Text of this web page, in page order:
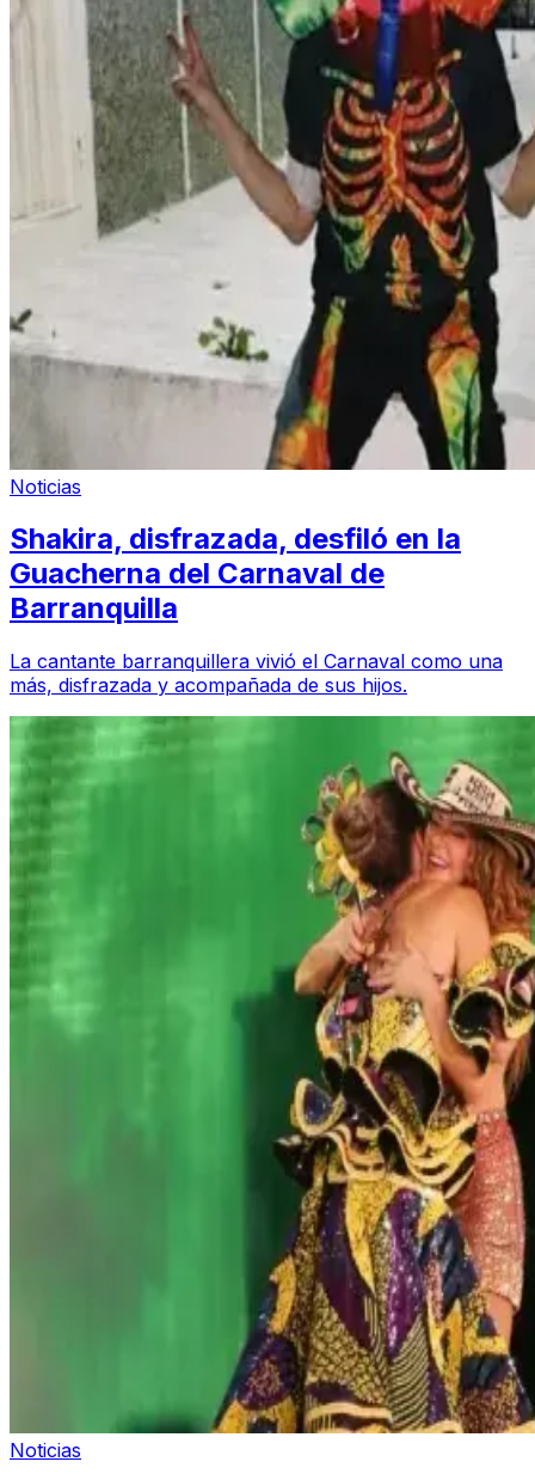
Noticias
Shakira, disfrazada, desfiló en la
Guacherna del Carnaval de
Barranquilla
La cantante barranquillera vivió el Carnaval como una
más, disfrazada y acompañada de sus hijos.
Noticias